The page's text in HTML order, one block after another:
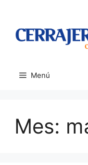
contenido
Menú
Mes: